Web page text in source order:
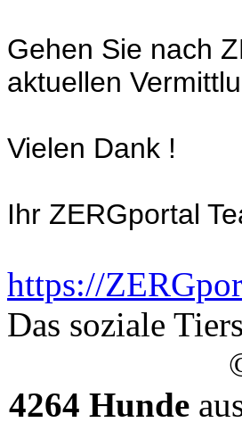
Gehen Sie nach
aktuellen
Vielen Dank !
Ihr ZERGportal
https://
Das soziale
4264 Hunde